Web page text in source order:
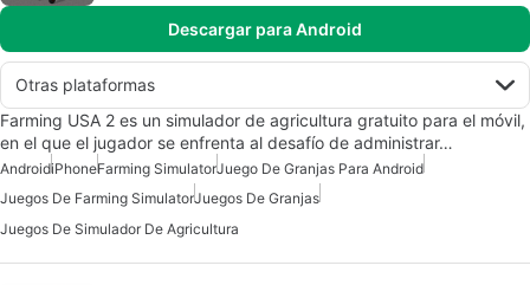
Descargar para Android
Otras plataformas
Farming USA 2 es un simulador de agricultura gratuito para el móvil,
en el que el jugador se enfrenta al desafío de administrar…
AndroidiPhoneFarming SimulatorJuego De Granjas Para Android
Juegos De Farming SimulatorJuegos De Granjas
Juegos De Simulador De Agricultura